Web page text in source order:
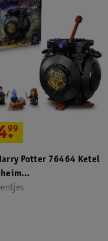
Potter 76464 Ketel
.
99